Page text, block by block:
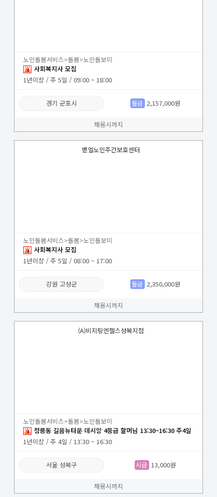
노인돌봄서비스>돌봄>노인돌보미
사회복지사 모집
1년이상 / 주 5일 / 09:00 ~ 18:00
경기 군포시 월급 2,157,000원
채용시까지
벧엘노인주간보호센터
노인돌봄서비스>돌봄>노인돌보미
사회복지사 모집
1년이상 / 주 5일 / 08:00 ~ 17:00
강원 고성군 월급 2,350,000원
채용시까지
(A)비지팅엔젤스성북지점
노인돌봄서비스>돌봄>노인돌보미
정릉동 길음뉴타운 데시앙 4등급 할머님 13:30~16:30 주4일
1년이상 / 주 4일 / 13:30 ~ 16:30
서울 성북구 시급 13,000원
채용시까지